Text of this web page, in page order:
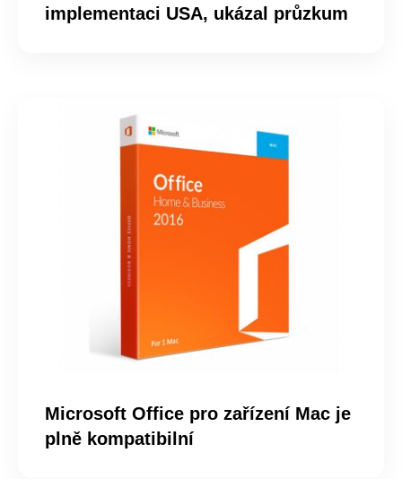
implementaci USA, ukázal průzkum
Microsoft Office pro zařízení Mac je
plně kompatibilní